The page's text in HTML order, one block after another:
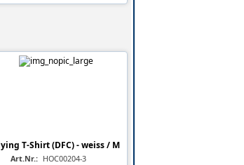
T-Shirt (DFC) - weiss / M
Art.Nr.: HOC00204-3